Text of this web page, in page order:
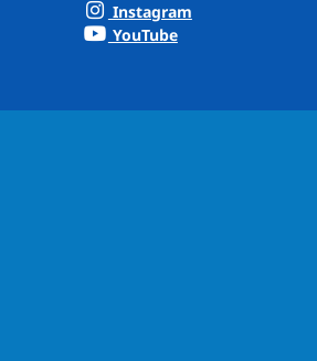
Instagram
YouTube